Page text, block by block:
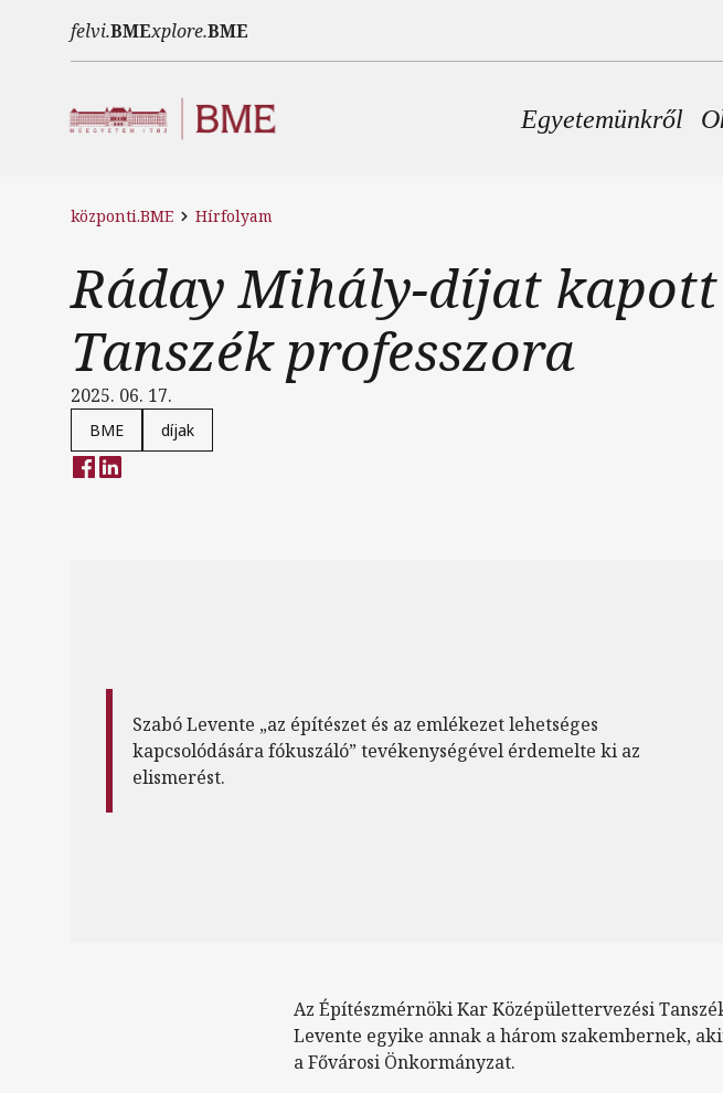
felvi.BMExplore.BME
Fő
Egyetemünkről
központi.BME Hírfolyam
Ráday Mihály-díjat
Tanszék professzora
2025. 06. 17.
BME díjak
Szabó Levente „az építészet és az emlékezet lehetséges
kapcsolódására fókuszáló” tevékenységével érdemelte ki az
elismerést.
Az Építészmérnöki Kar Középülettervezési
Levente egyike annak a három szakembernek,
a Fővárosi Önkormányzat.